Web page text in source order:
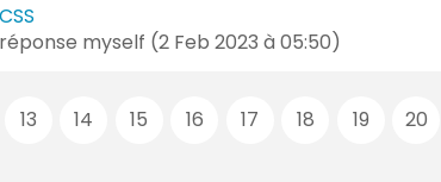
myself (2 Feb 2023 à 05:50)
13 14 15 16 17 18 19 20